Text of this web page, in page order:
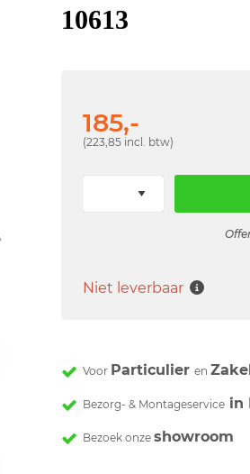
10613
185,-
(223,85 incl. btw)
Niet leverbaar
Voor Particulieren
Bezorg- & Montageservice in
Bezoek onzeshowroom